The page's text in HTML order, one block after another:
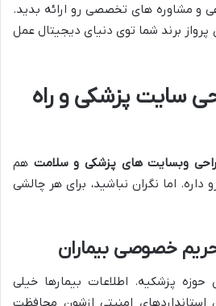
و مشاوره های تخصصی رو ارائه بدید.
پرواز برند شما توی دنیای دیجیتال عمل
سایت پزشکی و راه
وبسایت های پزشکی و سلامت هم
اما نگران نباشید، برای هر چالشی
خصوصی بیماران
پزشکیه. اطلاعات بیمارها خیلی
استانداردهای امنیتی ازشون محافظت